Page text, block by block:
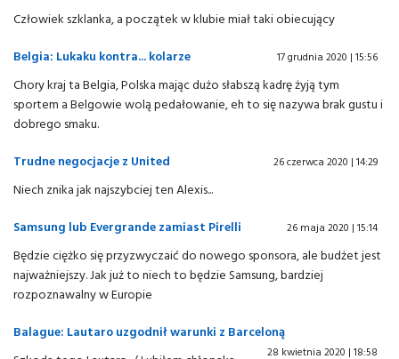
Człowiek szklanka, a początek w klubie miał taki obiecujący
Belgia: Lukaku kontra... kolarze
17 grudnia 2020 | 15:56
Chory kraj ta Belgia, Polska mając dużo słabszą kadrę żyją tym
sportem a Belgowie wolą pedałowanie, eh to się nazywa brak gustu i
dobrego smaku.
Trudne negocjacje z United
26 czerwca 2020 | 14:29
Niech znika jak najszybciej ten Alexis...
Samsung lub Evergrande zamiast Pirelli
26 maja 2020 | 15:14
Będzie ciężko się przyzwyczaić do nowego sponsora, ale budżet jest
najważniejszy. Jak już to niech to będzie Samsung, bardziej
rozpoznawalny w Europie
Balague: Lautaro uzgodnił warunki z Barceloną
28 kwietnia 2020 | 18:58